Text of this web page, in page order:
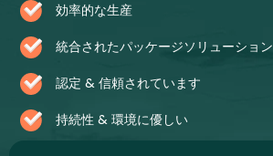
効率的な生産
統合されたパッケージソリューション
認定 & 信頼されています
持続性 & 環境に優しい